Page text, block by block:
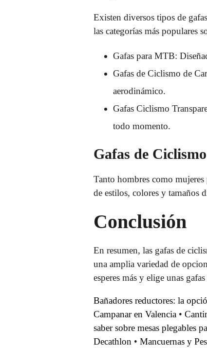
Existen diversos tipos de
las categorías más populares
Gafas para MTB:
Gafas de Ciclismo de
aerodinámico.
Gafas Ciclismo
todo momento.
Gafas de
Tanto hombres como mujeres
de estilos, colores y tamaños
Conclusión
En resumen, las gafas de
una amplia variedad de
esperes más y elige unas
Bañadores reductores: la
Campanar en Valencia •
saber sobre mesas plegables
Decathlon • Mancuernas y